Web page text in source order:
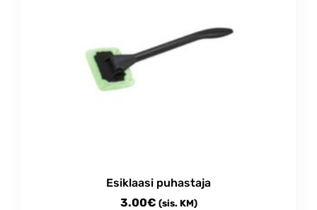
Esiklaasi puhastaja
3.00€ (sis. KM)